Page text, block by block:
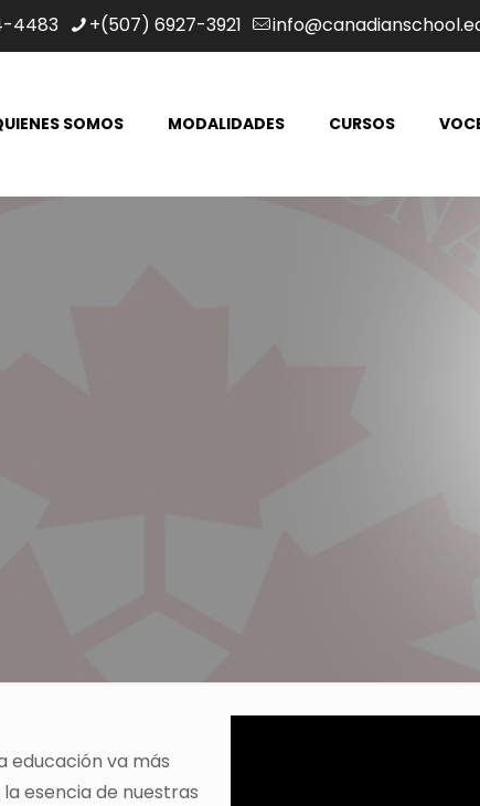
4483 +(507) 6927-3921
SOMOS MODALIDADES CURSOS
educación va más
esencia de nuestras